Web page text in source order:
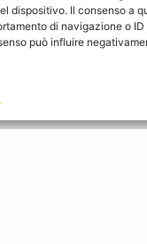
dispositivo. Il consenso a
di navigazione o
può influire